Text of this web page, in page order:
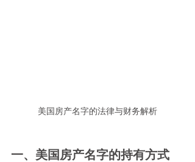
美国房产名字的法律与财务解析
一、美国房产名字的持有方式